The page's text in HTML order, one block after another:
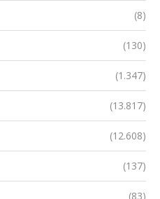
(8)
(130)
(1.347)
(13.817)
(12.608)
(137)
(83)